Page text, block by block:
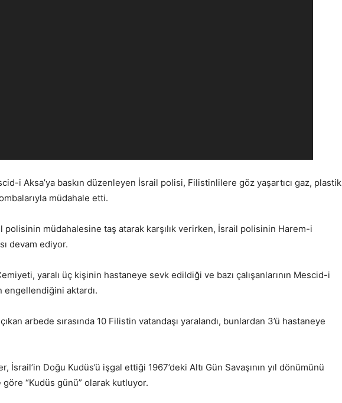
i Aksa’ya baskın düzenleyen İsrail polisi, Filistinlilere göz yaşartıcı gaz, plastik
müdahale etti.
polisinin müdahalesine taş atarak karşılık verirken, İsrail polisinin Harem-i
devam ediyor.
yaralı üç kişinin hastaneye sevk edildiği ve bazı çalışanlarının Mescid-i
engellendiğini aktardı.
arbede sırasında 10 Filistin vatandaşı yaralandı, bunlardan 3’ü hastaneye
İsrail’in Doğu Kudüs’ü işgal ettiği 1967’deki Altı Gün Savaşının yıl dönümünü
“Kudüs günü” olarak kutluyor.